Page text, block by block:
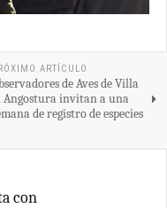
ARTÍCULO
de Aves de Villa
Angostura invitan a una
de registro de especies
con